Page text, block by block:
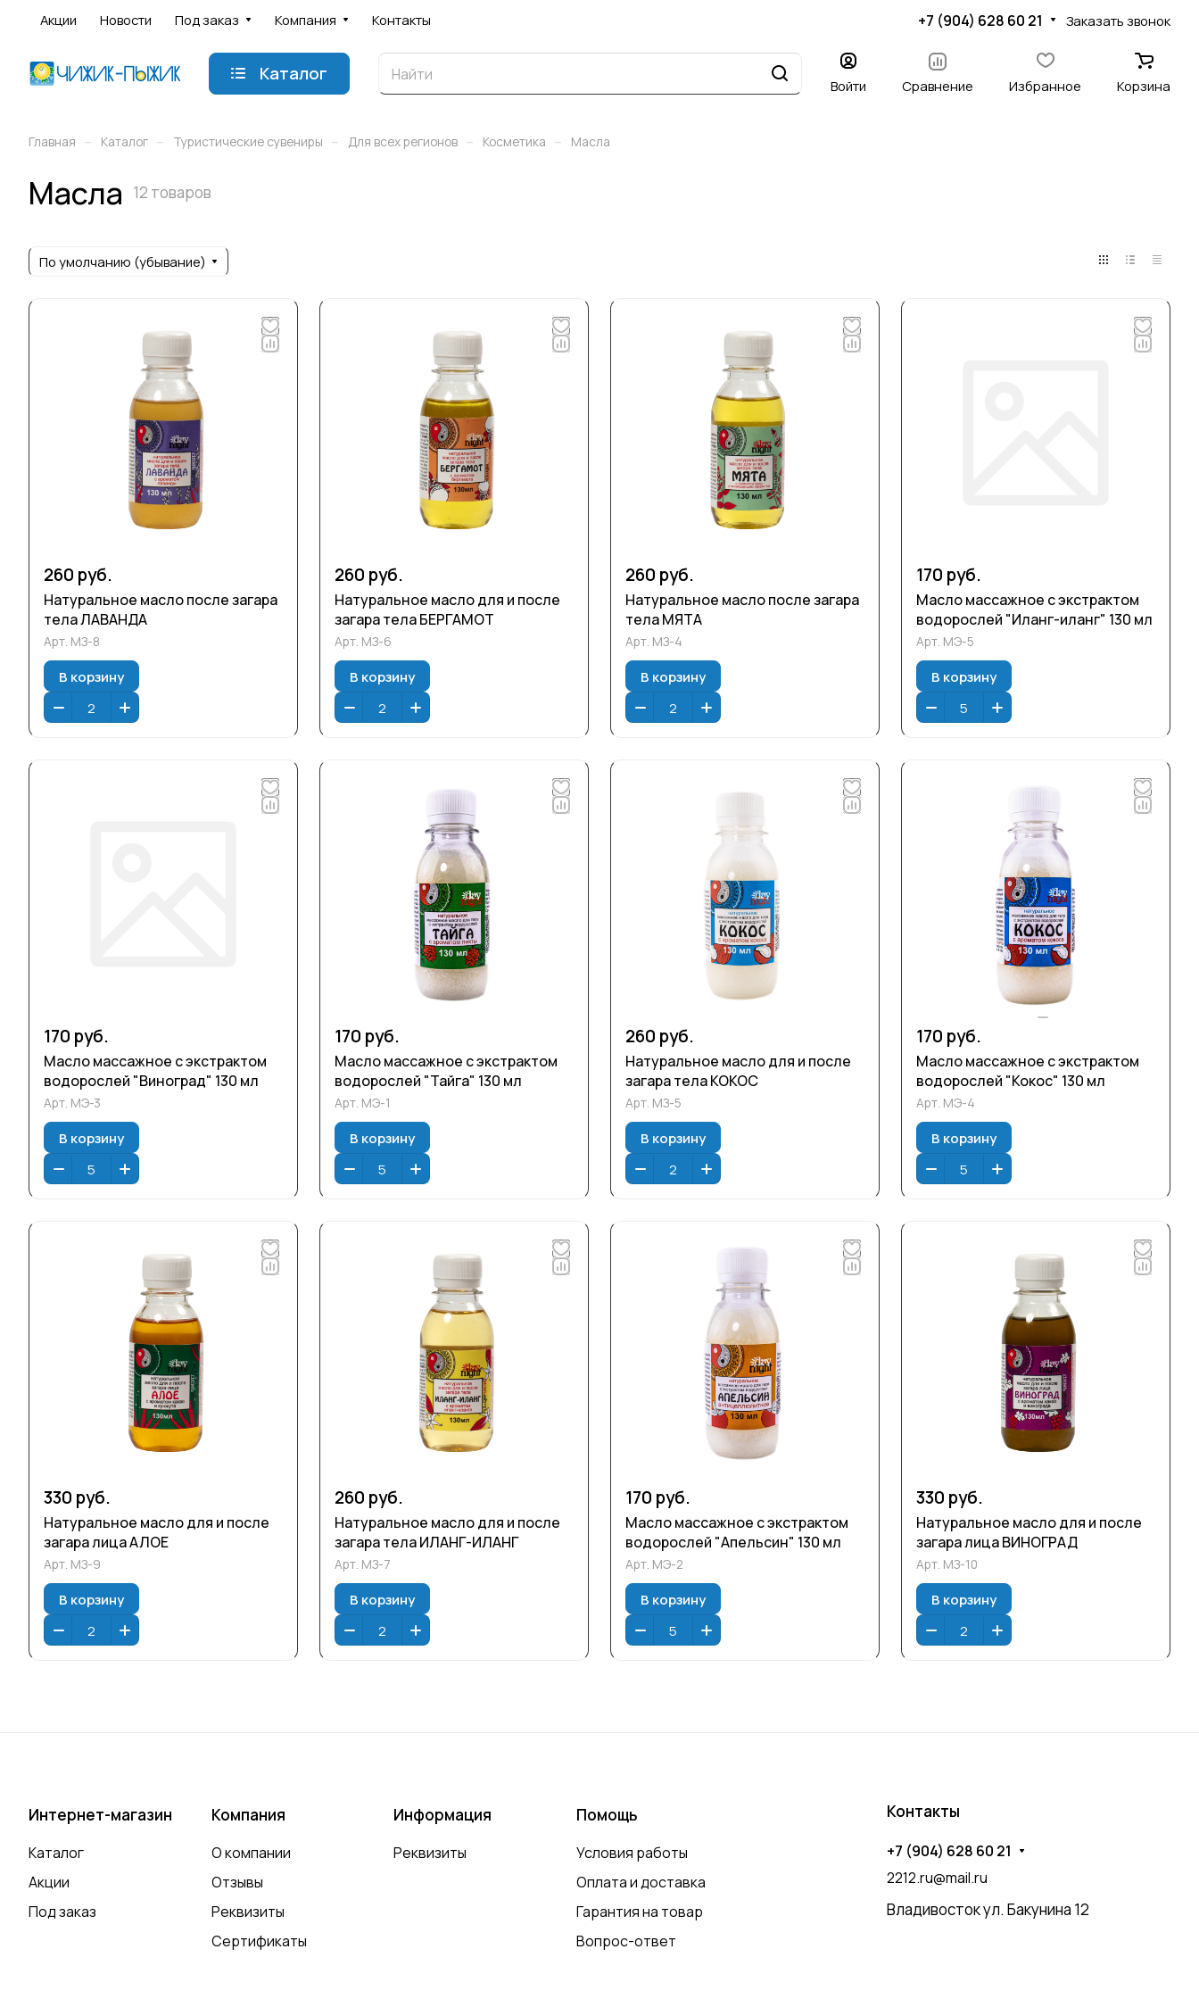
Акции Новости Под заказ Компания Контакты +7 (904) 628 60 21 Заказать звонок
Каталог
Войти Сравнение Избранное Корзина
Главная – Каталог – Туристические сувениры – Для всех регионов – Косметика – Масла
Масла 12 товаров
По умолчанию (убывание)
260 руб.
Натуральное масло после загара
тела ЛАВАНДА
Арт. МЗ-8
В корзину
260 руб.
Натуральное масло для и после
загара тела БЕРГАМОТ
Арт. МЗ-6
В корзину
260 руб.
Натуральное масло после загара
тела МЯТА
Арт. МЗ-4
В корзину
170 руб.
Масло массажное с экстрактом
водорослей "Иланг-иланг" 130 мл
Арт. МЭ-5
В корзину
170 руб.
Масло массажное с экстрактом
водорослей "Виноград" 130 мл
Арт. МЭ-3
В корзину
170 руб.
Масло массажное с экстрактом
водорослей "Тайга" 130 мл
Арт. МЭ-1
В корзину
260 руб.
Натуральное масло для и после
загара тела КОКОС
Арт. МЗ-5
В корзину
170 руб.
Масло массажное с экстрактом
водорослей "Кокос" 130 мл
Арт. МЭ-4
В корзину
330 руб.
Натуральное масло для и после
загара лица АЛОЕ
Арт. МЗ-9
В корзину
260 руб.
Натуральное масло для и после
загара тела ИЛАНГ-ИЛАНГ
Арт. МЗ-7
В корзину
170 руб.
Масло массажное с экстрактом
водорослей "Апельсин" 130 мл
Арт. МЭ-2
В корзину
330 руб.
Натуральное масло для и после
загара лица ВИНОГРАД
Арт. МЗ-10
В корзину
Интернет-магазин
Каталог
Акции
Под заказ
Компания
О компании
Отзывы
Реквизиты
Сертификаты
Информация
Реквизиты
Помощь
Условия работы
Оплата и доставка
Гарантия на товар
Вопрос-ответ
Контакты
+7 (904) 628 60 21
2212.ru@mail.ru
Владивосток ул. Бакунина 12